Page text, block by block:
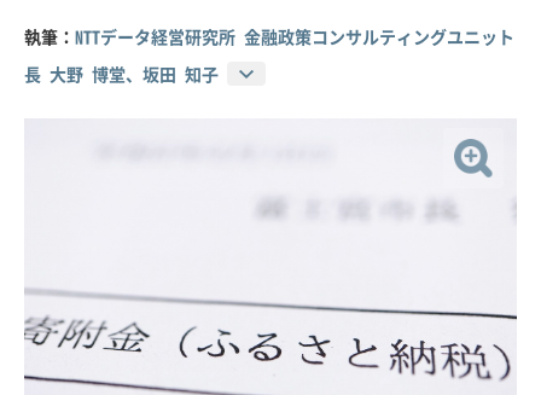
執筆： NTTデータ経営研究所 金融政策コンサルティングユニット
長 大野 博堂、坂田 知子